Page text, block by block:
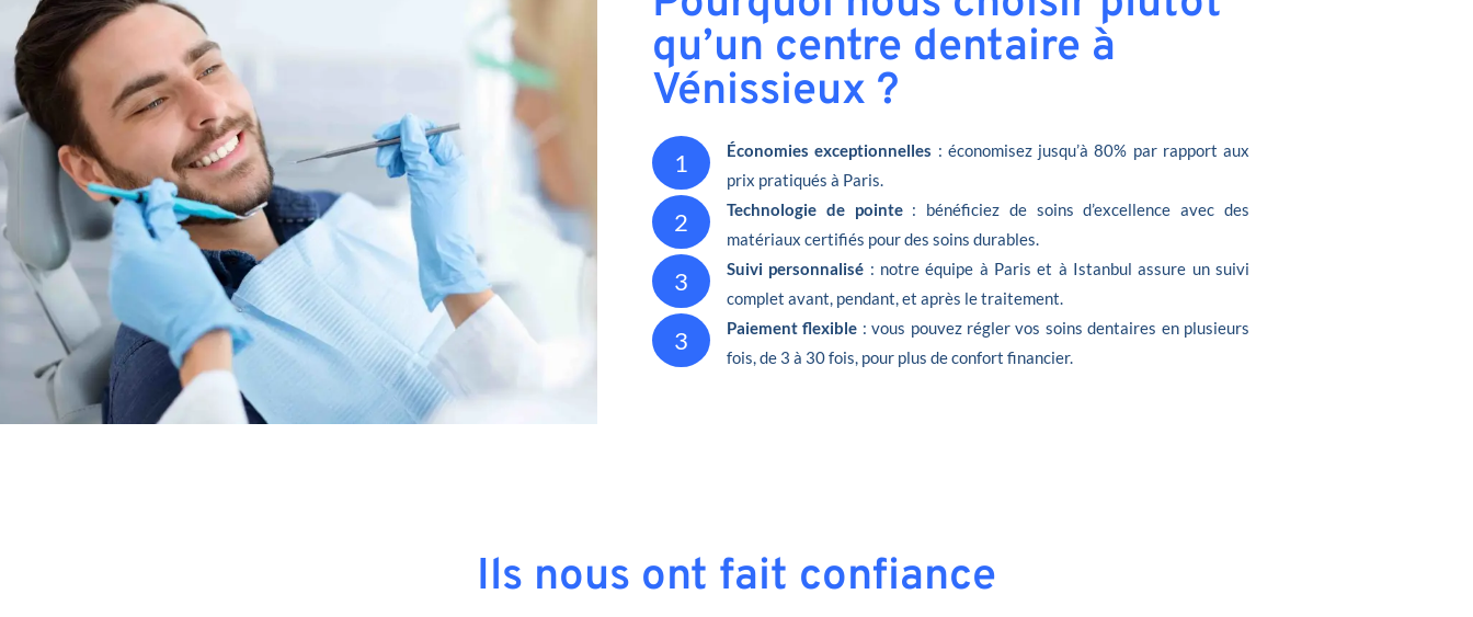
qu’un centre dentaire à
Vénissieux ?
1 Économies exceptionnelles : économisez jusqu’à 80% par rapport aux
prix pratiqués à Paris.
2 Technologie de pointe: bénéficiez de soins d’excellence avec des
matériaux certifiés pour des soins durables.
3 Suivi personnalisé : notre équipe à Paris et à Istanbul assure un suivi
complet avant, pendant, et après le traitement.
3 Paiement flexible : vous pouvez régler vos soins dentaires en plusieurs
fois, de 3 à 30 fois, pour plus de confort financier.
Ils nous ont fait confiance